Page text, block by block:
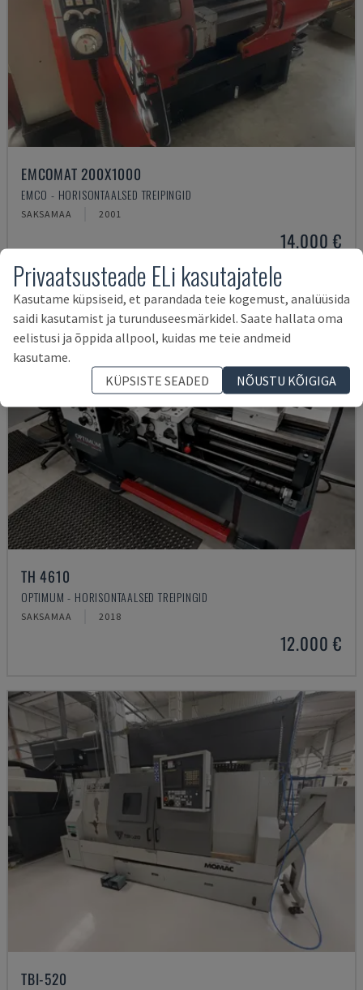
EMCOMAT 200X1000
EMCO - HORISONTAALSED TREIPINGID
SAKSAMAA 2001
14.000 €
TH 4610
OPTIMUM - HORISONTAALSED TREIPINGID
SAKSAMAA 2018
12.000 €
TBI-520
Privaatsusteade ELi kasutajatele
Kasutame küpsiseid, et parandada teie kogemust, analüüsida
saidi kasutamist ja turunduseesmärkidel. Saate hallata oma
eelistusi ja õppida allpool, kuidas me teie andmeid
kasutame.
KÜPSISTE SEADED
NÕUSTU KÕIGIGA